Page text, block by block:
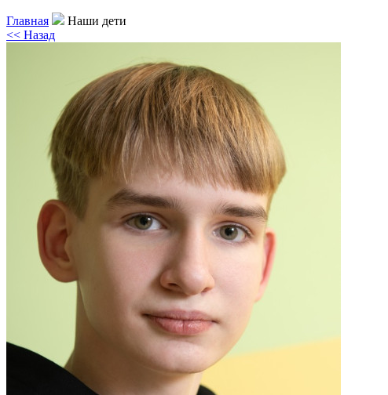
Главная
Наши дети
<< Назад